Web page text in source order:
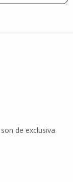
de exclusiva